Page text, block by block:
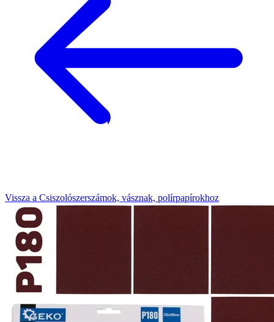
Vissza a Csiszolószerszámok, vásznak, polírpapírokhoz